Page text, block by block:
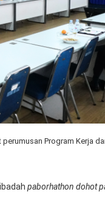
Program Kerja
paborhathon dohot